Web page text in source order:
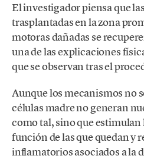
El investigador piensa que
trasplantadas en la zona
motoras dañadas se
una de las explicaciones
que se observan tras el
Aunque los mecanismos no
células madre no generan
como tal, sino que estimulan
función de las que quedan y
inflamatorios asociados a la